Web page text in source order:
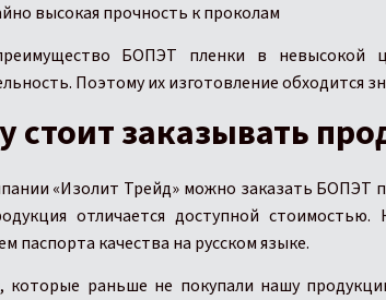
высокая прочность к проколам
БОПЭТ пленки в невысокой
Поэтому их изготовление обходится
стоит заказывать
«Изолит Трейд» можно заказать БОПЭТ
отличается доступной
паспорта качества на русском языке.
которые раньше не покупали нашу